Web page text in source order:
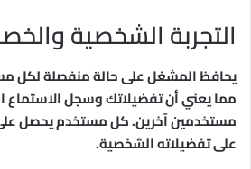
التجربة الشخصية
يحافظ المشغل على حالة منفصلة لكل
مما يعني أن تفضيلاتك وسجل الاستماع
مستخدمين آخرين. كل مستخدم يحصل
على تفضيلاته الشخصية.